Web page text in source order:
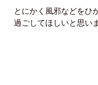
とにかく風邪などをひ
過ごしてほしいと思い